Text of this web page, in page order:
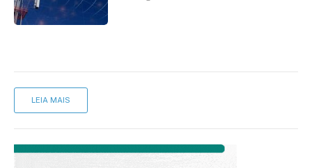
mantém desafio
LEIA MAIS